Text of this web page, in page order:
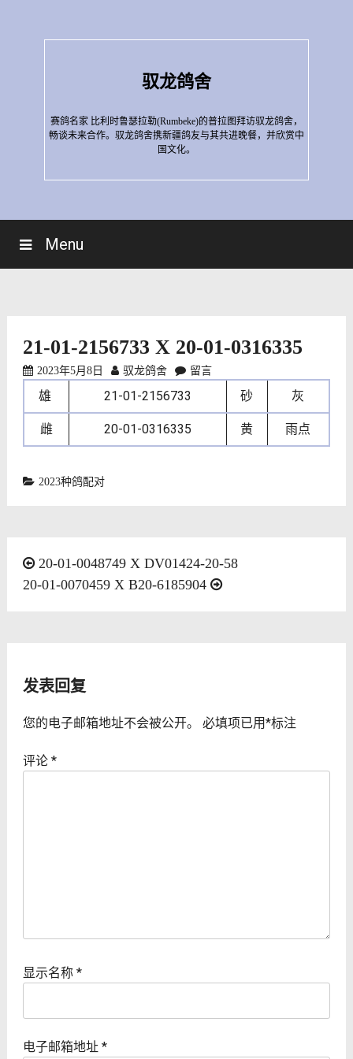
驭龙鸽舍
赛鸽名家 比利时鲁瑟拉勒(Rumbeke)的普拉图拜访驭龙鸽舍，
畅谈未来合作。驭龙鸽舍携新疆鸽友与其共进晚餐，并欣赏中
国文化。
Menu
21-01-2156733 X 20-01-0316335
2023年5月8日 驭龙鸽舍 留言
雄 21-01-2156733 砂 灰
雌 20-01-0316335 黄 雨点
2023种鸽配对
文20-01-0048749 X DV01424-20-58
20-01-0070459 X B20-6185904
发表回复
您的电子邮箱地址不会被公开。 必填项已用*标注
评论 *
显示名称 *
电子邮箱地址 *